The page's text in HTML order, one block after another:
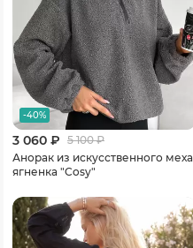
-40%
3 060 ₽ 5 100₽
Анорак из искусственного меха
ягненка "Cosy"